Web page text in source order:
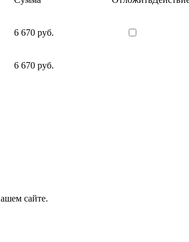
6 670 руб.
6 670 руб.
сайте.